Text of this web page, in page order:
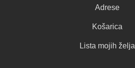
Adrese
Košarica
Lista mojih želja